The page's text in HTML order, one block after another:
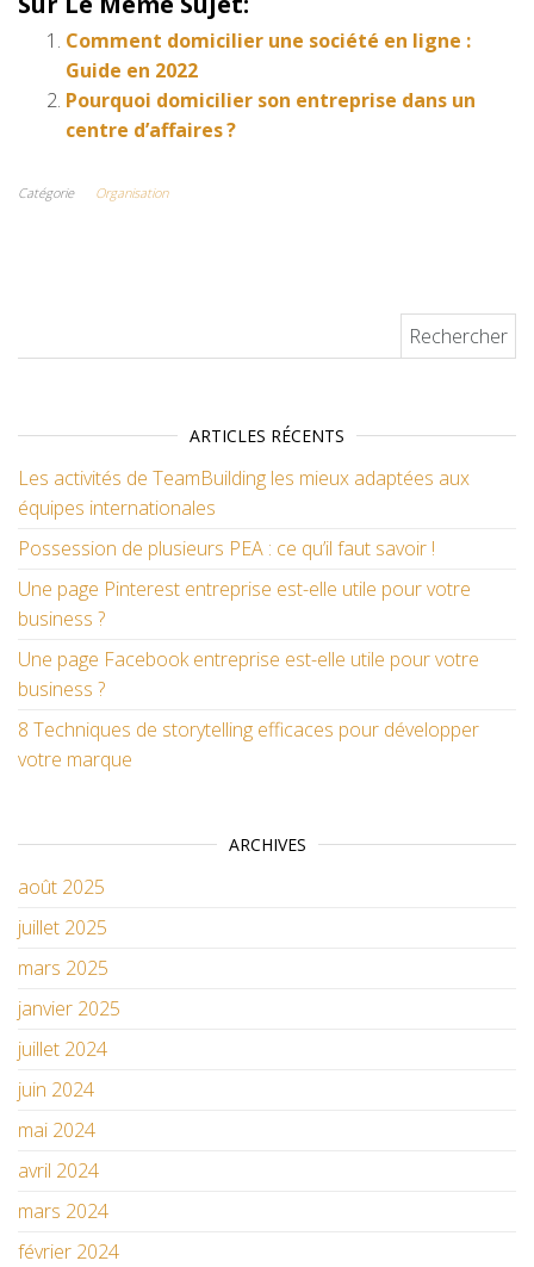
Comment domicilier une société en ligne :
Guide en 2022
Pourquoi domicilier son entreprise dans un
centre d’affaires ?
Catégorie Organisation
ARTICLES RÉCENTS
Les activités de TeamBuilding les mieux adaptées aux
équipes internationales
Possession de plusieurs PEA : ce qu’il faut savoir !
Une page Pinterest entreprise est-elle utile pour votre
business ?
Une page Facebook entreprise est-elle utile pour votre
business ?
8 Techniques de storytelling efficaces pour développer
votre marque
ARCHIVES
août 2025
juillet 2025
mars 2025
janvier 2025
juillet 2024
juin 2024
mai 2024
avril 2024
mars 2024
février 2024